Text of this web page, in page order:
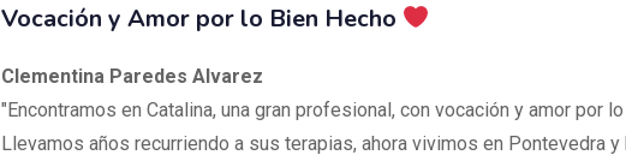
Vocación y Amor por lo Bien Hecho
Clementina Paredes Alvarez
"Encontramos en Catalina, una gran profesional, con vocación y amor por
Llevamos años recurriendo a sus terapias, ahora vivimos en Pontevedra y